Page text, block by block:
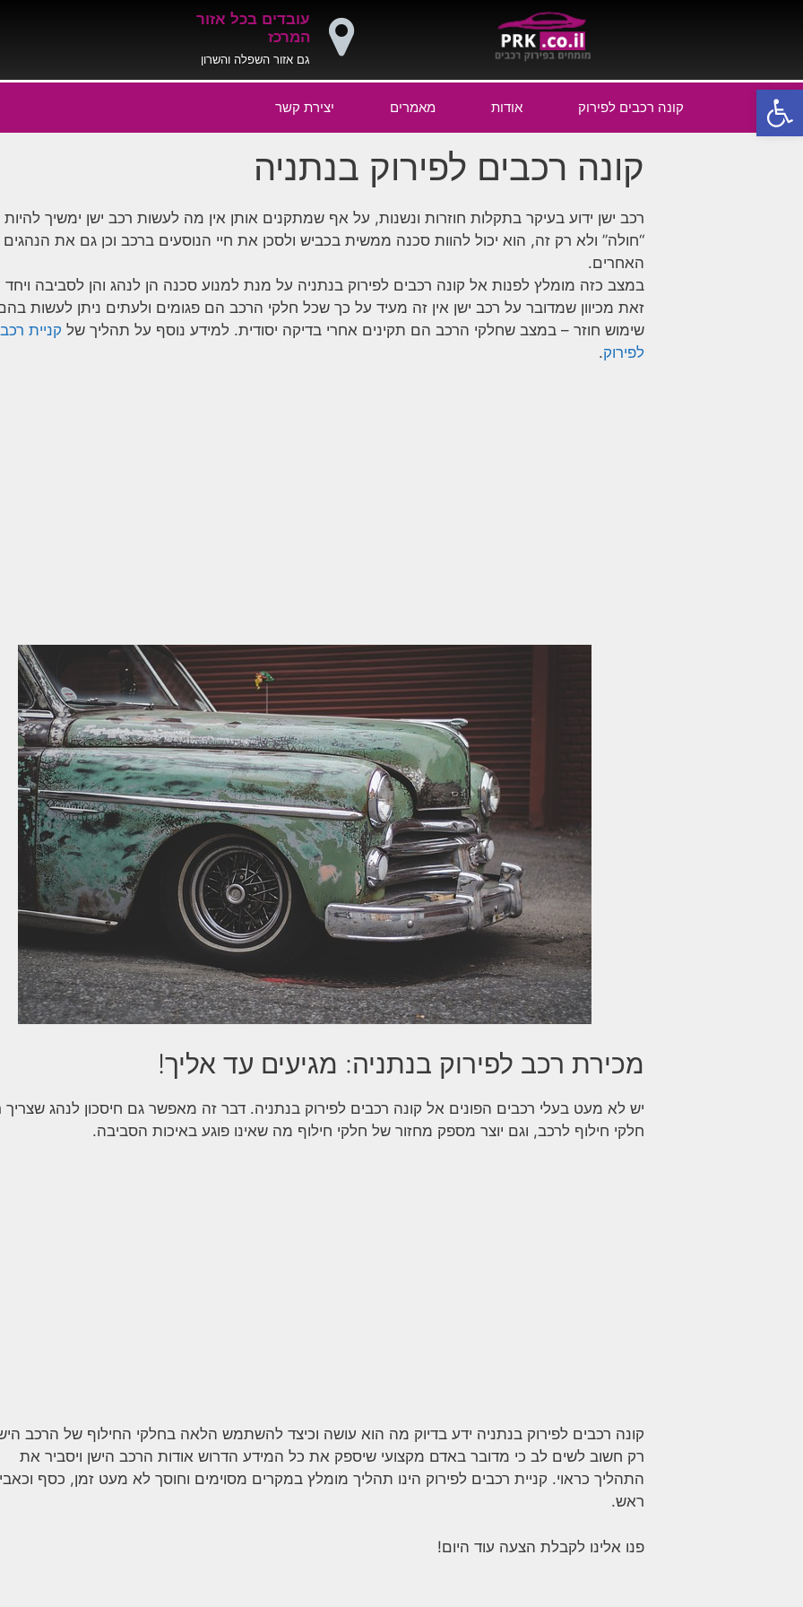
פתח סרגל נגישות
עובדים בכל אזור
המרכז
גם אזור השפלה והשרון
קונה רכבים לפירוק אודות מאמרים יצירת קשר
קונה רכבים לפירוק בנתניה
רכב ישן ידוע בעיקר בתקלות חוזרות ונשנות, על אף שמתקנים אותן אין מה לעשות רכב ישן ימשיך להיות
“חולה” ולא רק זה, הוא יכול להוות סכנה ממשית בכביש ולסכן את חיי הנוסעים ברכב וכן גם את הנהגים
האחרים.
במצב כזה מומלץ לפנות אל קונה רכבים לפירוק בנתניה על מנת למנוע סכנה הן לנהג והן לסביבה
זאת מכיוון שמדובר על רכב ישן אין זה מעיד על כך שכל חלקי הרכב הם פגומים ולעתים ניתן לעשות
שימוש חוזר – במצב שחלקי הרכב הם תקינים אחרי בדיקה יסודית. למידע נוסף על תהליך של קניית
לפירוק.
מכירת רכב לפירוק בנתניה: מגיעים עד אליך!
יש לא מעט בעלי רכבים הפונים אל קונה רכבים לפירוק בנתניה. דבר זה מאפשר גם חיסכון לנהג שצריך
חלקי חילוף לרכב, וגם יוצר מספק מחזור של חלקי חילוף מה שאינו פוגע באיכות הסביבה.
קונה רכבים לפירוק בנתניה ידע בדיוק מה הוא עושה וכיצד להשתמש הלאה בחלקי החילוף של הרכב
רק חשוב לשים לב כי מדובר באדם מקצועי שיספק את כל המידע הדרוש אודות הרכב הישן ויסביר את
התהליך כראוי. קניית רכבים לפירוק הינו תהליך מומלץ במקרים מסוימים וחוסך לא מעט זמן, כסף וכאבי
ראש.
פנו אלינו לקבלת הצעה עוד היום!